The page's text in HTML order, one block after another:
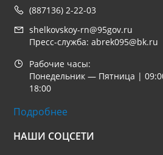
(887136) 2-22-03
shelkovskoy-rn@95gov.ru
Пресс-служба: abrek095@bk.ru
Рабочие часы:
Понедельник — Пятница |
18:00
Подробнее
НАШИ СОЦСЕТИ